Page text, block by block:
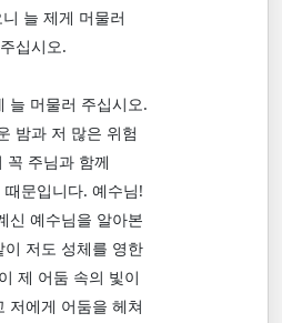
늘 제게 머물러
주십시오.
늘 머물러 주십시오.
밤과 저 많은 위험
꼭 주님과 함께
때문입니다. 예수님!
신 예수님을 알아본
이 저도 성체를 영한
제 어둠 속의 빛이
저에게 어둠을 헤쳐